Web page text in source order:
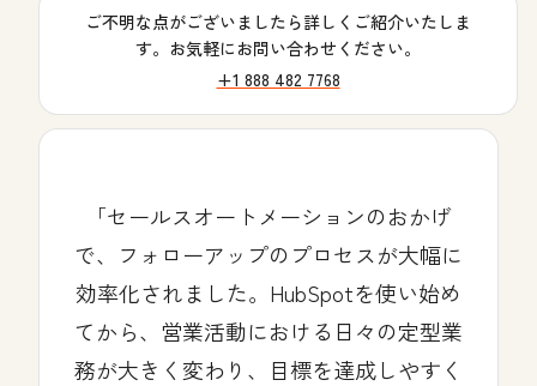
ご不明な点がございましたら詳しくご紹介いたしま
す。お気軽にお問い合わせください。
+1 888 482 7768
セールスオートメーションのおかげ
で、フォローアップのプロセスが大幅に
効率化されました。HubSpotを使い始め
てから、営業活動における日々の定型業
務が大きく変わり、目標を達成しやすく